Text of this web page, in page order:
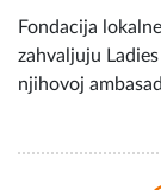
Fondacija
zahvaljuju
njihovoj